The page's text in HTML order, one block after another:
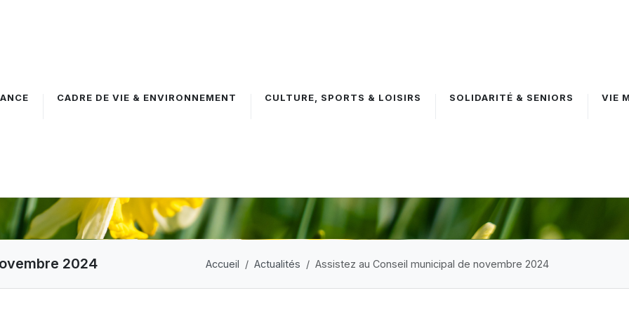
CADRE DE VIE & ENVIRONNEMENT CULTURE, SPORTS & LOISIRS SOLIDARITÉ & SENIORS VIE
2024 Accueil Actualités Assistez au Conseil municipal de novembre 2024